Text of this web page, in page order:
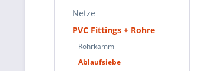
Netze
PVC Fittings + Rohre
Rohrkamm
Ablaufsiebe